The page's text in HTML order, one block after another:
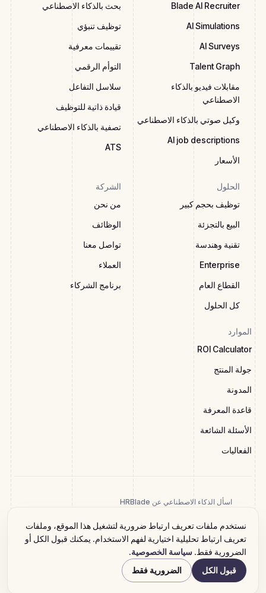
Blade AI Recruiter
AI Simulations
AI Surveys
Talent Graph
مقابلات فيديو بالذكاء
الاصطناعي
وكيل صوتي بالذكاء الاصطناعي
AI job descriptions
الأسعار
بحث بالذكاء الاصطناعي
توظيف تنبؤي
تقييمات معرفية
التوأم الرقمي
سلاسل التفاعل
قيادة ذاتية للتوظيف
تصفية بالذكاء الاصطناعي
ATS
الحلول
توظيف بحجم كبير
البيع بالتجزئة
تقنية وهندسة
Enterprise
القطاع العام
كل الحلول
الشركة
من نحن
الوظائف
تواصل معنا
العملاء
برنامج الشركاء
الموارد
ROI Calculator
جولة المنتج
المدونة
قاعدة المعرفة
الأسئلة الشائعة
الفعاليات
اسأل الذكاء الاصطناعي عن HRBlade
2026 HRBlade. جميع الحقوق محفوظة
البيان القانوني
نستخدم ملفات تعريف ارتباط ضرورية لتشغيل هذا الموقع، وملفات
تعريف ارتباط تحليلية اختيارية لفهم الاستخدام. يمكنك قبول الكل أو
الضرورية فقط. سياسة الخصوصية.
قبول الكل
الضرورية فقط